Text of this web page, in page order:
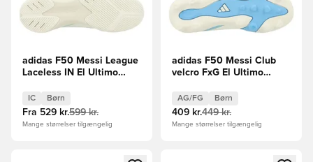
adidas F50 Messi League
Laceless IN El Ultimo
IC Børn
Fra 529 kr.599 kr.
Mange størrelser tilgængelig
adidas F50 Messi Club
velcro FxG El Ultimo
AG/FG Børn
409 kr.449 kr.
Mange størrelser tilgængelig